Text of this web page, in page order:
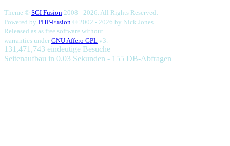
Theme © SGI Fusion 2008 - 2026. All Rights Reserved.
Powered by PHP-Fusion © 2002 - 2026 by Nick Jones.
Released as as free software without
warranties under GNU Affero GPL v3.
131,471,743 eindeutige Besuche
Seitenaufbau in 0.03 Sekunden - 155 DB-Abfragen